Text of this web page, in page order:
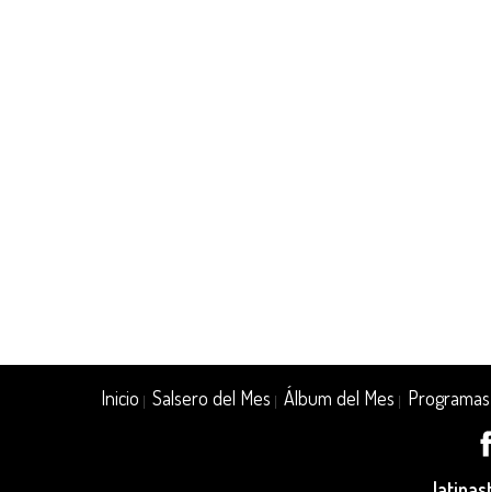
Inicio |Salsero del Mes |Álbum del Mes Programas